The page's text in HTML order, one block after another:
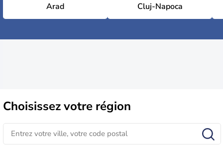
Arad Cluj-Napoca
Choisissezvotre région